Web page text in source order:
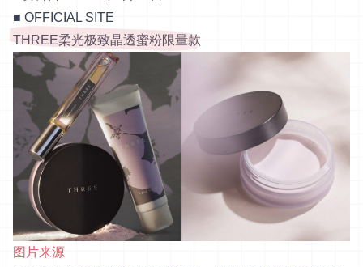
■ OFFICIAL SITE
THREE柔光极致晶透蜜粉限量款
图片来源